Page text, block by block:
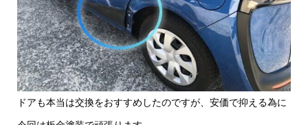
ドアも本当は交換をおすすめしたのですが、安価で抑える為に